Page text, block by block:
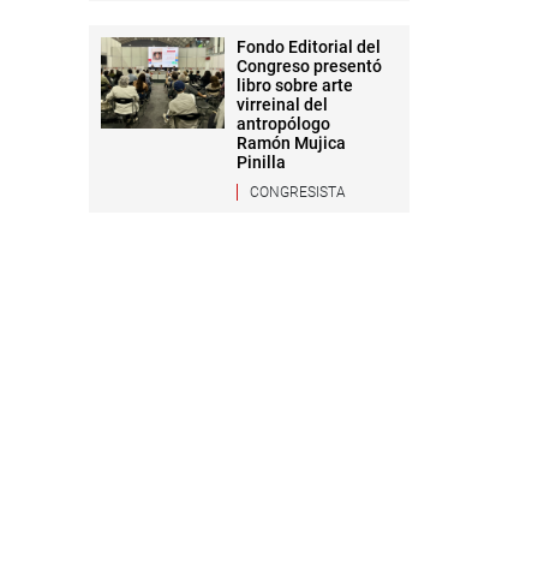
Fondo Editorial del
Congreso presentó
libro sobre arte
virreinal del
antropólogo
Ramón Mujica
Pinilla
CONGRESISTA